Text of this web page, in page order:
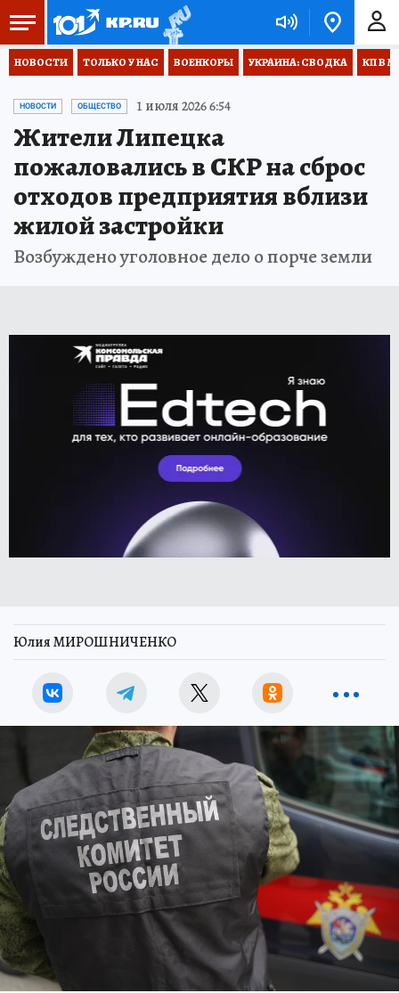
НОВОСТИ ТОЛЬКО У НАС ВОЕНКОРЫ УКРАИНА: СВОДКА КП В
НОВОСТИ ОБЩЕСТВО 1 июля 2026 6:54
Жители Липецка
пожаловались в СКР на сброс
отходов предприятия вблизи
жилой застройки
Возбуждено уголовное дело о порче земли
Юлия МИРОШНИЧЕНКО